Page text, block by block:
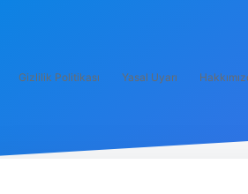
Gizlilik Politikası Yasal Uyarı